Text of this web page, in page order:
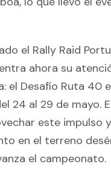
el Rally Raid
ahora su
el Desafío Ruta 40
24 al 29 de mayo.
este impulso
en el terreno
el campeonato.